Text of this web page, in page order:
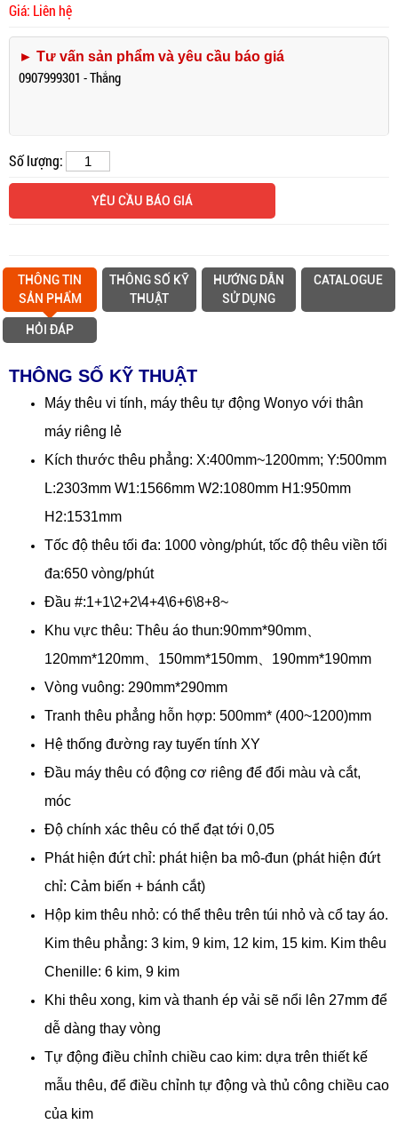
Giá: Liên hệ
► Tư vấn sản phẩm và yêu cầu báo giá
0907999301 - Thắng
Số lượng:
YÊU CẦU BÁO GIÁ
THÔNG TIN
SẢN PHẨM
THÔNG SỐ KỸ
THUẬT
HƯỚNG DẪN
SỬ DỤNG
CATALOGUE
HỎI ĐÁP
THÔNG SỐ KỸ THUẬT
Máy thêu vi tính, máy thêu tự động Wonyo với thân
máy riêng lẻ
Kích thước thêu phẳng: X:400mm~1200mm; Y:500mm
L:2303mm W1:1566mm W2:1080mm H1:950mm
H2:1531mm
Tốc độ thêu tối đa: 1000 vòng/phút, tốc độ thêu viền tối
đa:650 vòng/phút
Đầu #:1+1\2+2\4+4\6+6\8+8~
Khu vực thêu: Thêu áo thun:90mm*90mm、
120mm*120mm、150mm*150mm、190mm*190mm
Vòng vuông: 290mm*290mm
Tranh thêu phẳng hỗn hợp: 500mm* (400~1200)mm
Hệ thống đường ray tuyến tính XY
Đầu máy thêu có động cơ riêng để đổi màu và cắt,
móc
Độ chính xác thêu có thể đạt tới 0,05
Phát hiện đứt chỉ: phát hiện ba mô-đun (phát hiện đứt
chỉ: Cảm biến + bánh cắt)
Hộp kim thêu nhỏ: có thể thêu trên túi nhỏ và cổ tay áo.
Kim thêu phẳng: 3 kim, 9 kim, 12 kim, 15 kim. Kim thêu
Chenille: 6 kim, 9 kim
Khi thêu xong, kim và thanh ép vải sẽ nổi lên 27mm để
dễ dàng thay vòng
Tự động điều chỉnh chiều cao kim: dựa trên thiết kế
mẫu thêu, để điều chỉnh tự động và thủ công chiều cao
của kim